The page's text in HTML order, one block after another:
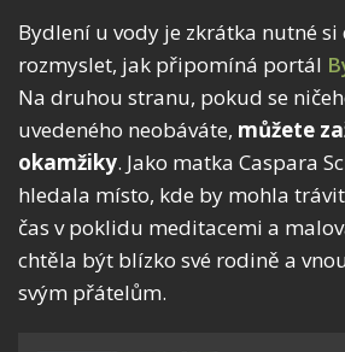
Bydlení u vody je zkrátka nutné si
rozmyslet, jak připomíná portál
Na druhou stranu, pokud se
uvedeného neobáváte, můžete
okamžiky. Jako matka Caspara
hledala místo, kde by mohla
čas v poklidu meditacemi a
chtěla být blízko své rodině a
svým přátelům.